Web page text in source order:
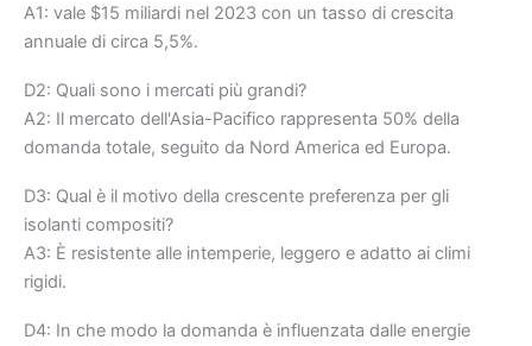
A1: vale $15 miliardi nel 2023 con un tasso di crescita
annuale di circa 5,5%.
D2: Quali sono i mercati più grandi?
A2: Il mercato dell'Asia-Pacifico rappresenta 50% della
domanda totale, seguito da Nord America ed Europa.
D3: Qual è il motivo della crescente preferenza per gli
isolanti compositi?
A3: È resistente alle intemperie, leggero e adatto ai climi
rigidi.
D4: In che modo la domanda è influenzata dalle energie